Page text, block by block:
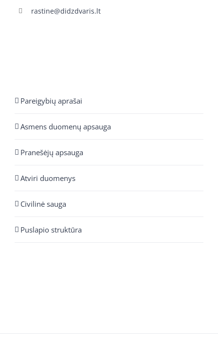
rastine@didzdvaris.lt
Pareigybių aprašai
Asmens duomenų apsauga
Pranešėjų apsauga
Atviri duomenys
Civilinė sauga
Puslapio struktūra